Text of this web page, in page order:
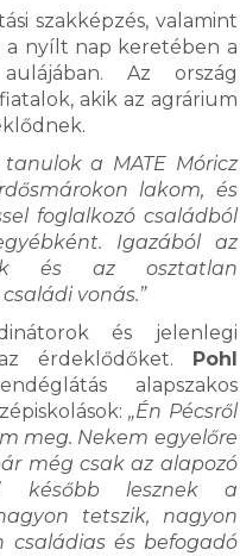
szakképzés, valamint
nyílt nap keretében a
Az ország
akik az agrárium
tanulok a MATE Móricz
lakom, és
foglalkozó családból
Igazából az
és az osztatlan
vonás.”
és jelenlegi
érdeklődőket. Pohl
alapszakos
„Én Pécsről
meg. Nekem egyelőre
még csak az alapozó
később lesznek a
tetszik, nagyon
családias és befogadó